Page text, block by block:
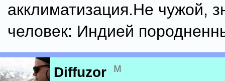
акклиматизация.Не чужой,
человек: Индией
Diffuzor м